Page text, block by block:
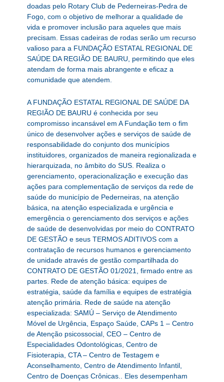
doadas pelo Rotary Club de Pederneiras-Pedra de
Fogo, com o objetivo de melhorar a qualidade de
vida e promover inclusão para aqueles que mais
precisam. Essas cadeiras de rodas serão um recurso
valioso para a FUNDAÇÃO ESTATAL REGIONAL DE
SAÚDE DA REGIÃO DE BAURU, permitindo que eles
atendam de forma mais abrangente e eficaz a
comunidade que atendem.
A FUNDAÇÃO ESTATAL REGIONAL DE SAÚDE DA
REGIÃO DE BAURU é conhecida por seu
compromisso incansável em A Fundação tem o fim
único de desenvolver ações e serviços de saúde de
responsabilidade do conjunto dos municípios
instituidores, organizados de maneira regionalizada e
hierarquizada, no âmbito do SUS. Realiza o
gerenciamento, operacionalização e execução das
ações para complementação de serviços da rede de
saúde do município de Pederneiras, na atenção
básica, na atenção especializada e urgência e
emergência o gerenciamento dos serviços e ações
de saúde de desenvolvidas por meio do CONTRATO
DE GESTÃO e seus TERMOS ADITIVOS com a
contratação de recursos humanos e gerenciamento
de unidade através de gestão compartilhada do
CONTRATO DE GESTÃO 01/2021, firmado entre as
partes. Rede de atenção básica: equipes de
estratégia, saúde da família e equipes de estratégia
atenção primária. Rede de saúde na atenção
especializada: SAMÚ – Serviço de Atendimento
Móvel de Urgência, Espaço Saúde, CAPs 1 – Centro
de Atenção psicossocial, CEO – Centro de
Especialidades Odontológicas, Centro de
Fisioterapia, CTA – Centro de Testagem e
Aconselhamento, Centro de Atendimento Infantil,
Centro de Doenças Crônicas.. Eles desempenham